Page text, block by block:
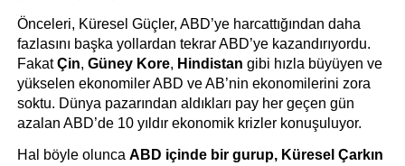
Önceleri, Küresel Güçler, ABD’ye harcattığından daha
fazlasını başka yollardan tekrar ABD’ye kazandırıyordu.
Fakat Çin, Güney Kore, Hindistan gibi hızla büyüyen ve
yükselen ekonomiler ABD ve AB’nin ekonomilerini zora
soktu. Dünya pazarından aldıkları pay her geçen gün
azalan ABD’de 10 yıldır ekonomik krizler konuşuluyor.
Hal böyle olunca ABD içinde bir gurup, Küresel Çarkın